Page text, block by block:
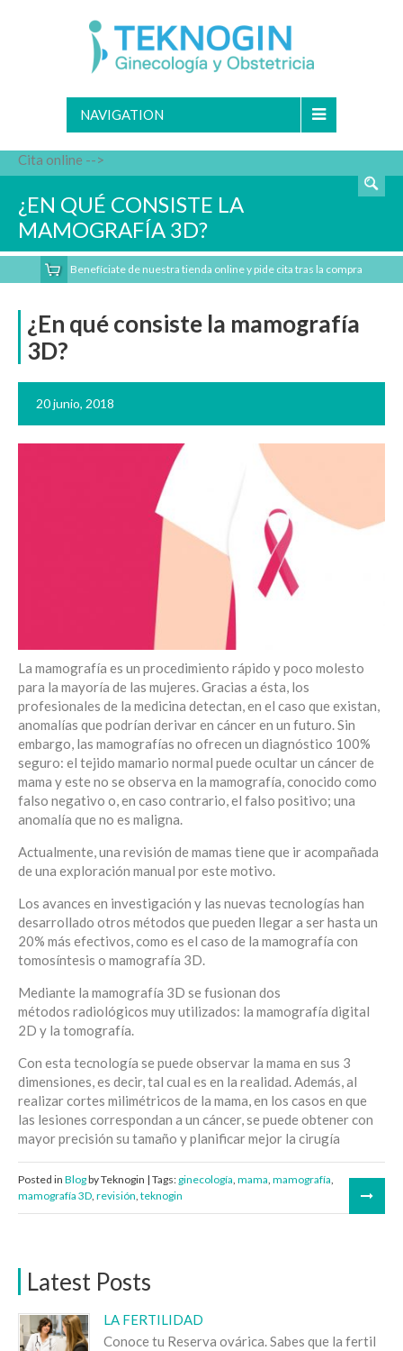
NAVIGATION
Cita online -->
¿EN QUÉ CONSISTE LA
MAMOGRAFÍA 3D?
Benefíciate de nuestra tienda online y pide cita tras la compra
Latest Posts
LA FERTILIDAD
Conoce tu Reserva ovárica. Sabes que la fertil
¿En qué consiste la mamografía
3D?
20 junio, 2018
La mamografía es un procedimiento rápido y poco molesto
para la mayoría de las mujeres. Gracias a ésta, los
profesionales de la medicina detectan, en el caso que existan,
anomalías que podrían derivar en cáncer en un futuro. Sin
embargo, las mamografías no ofrecen un diagnóstico 100%
seguro: el tejido mamario normal puede ocultar un cáncer de
mama y este no se observa en la mamografía, conocido como
falso negativo o, en caso contrario, el falso positivo; una
anomalía que no es maligna.
Actualmente, una revisión de mamas tiene que ir acompañada
de una exploración manual por este motivo.
Los avances en investigación y las nuevas tecnologías han
desarrollado otros métodos que pueden llegar a ser hasta un
20% más efectivos, como es el caso de la mamografía con
tomosíntesis o mamografía 3D.
Mediante la mamografía 3D se fusionan dos
métodos radiológicos muy utilizados: la mamografía digital
2D y la tomografía.
Con esta tecnología se puede observar la mama en sus 3
dimensiones, es decir, tal cual es en la realidad. Además, al
realizar cortes milimétricos de la mama, en los casos en que
las lesiones correspondan a un cáncer, se puede obtener con
mayor precisión su tamaño y planificar mejor la cirugía
Posted in Blogby Teknogin | Tags: ginecología, mama, mamografía,
mamografía 3D, revisión, teknogin